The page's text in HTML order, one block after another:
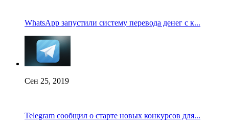
WhatsApp запустили систему перевода денег с к...
Сен 25, 2019
Telegram сообщил о старте новых конкурсов для...